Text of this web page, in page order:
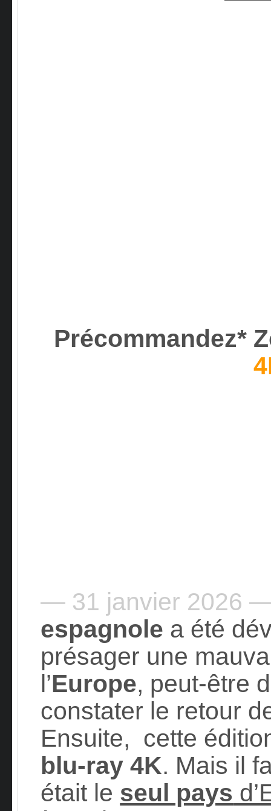
Précommandez*
— 31 janvier 2026
espagnole a été
présager une
l’Europe, peut-être
constater le retour
Ensuite, cette
blu-ray 4K. Mais il
était le seul pays